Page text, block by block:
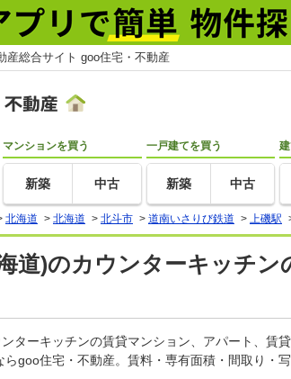
産総合サイト goo住宅・不動産
マンションを買う
新築 中古
一戸建てを買う
新築 中古
北海道 > 北海道 > 北斗市 > 道南いさりび鉄道 > 上磯駅
道)のカウンターキッチ
ンターキッチンの賃貸マンション、アパート、
らgoo住宅・不動産。賃料・専有面積・間取り・